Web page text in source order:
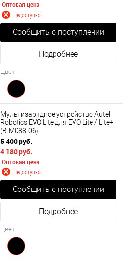
Оптовая цена
Недоступно
Сообщить о поступлении
Подробнее
Цвет
Мультизарядное устройство Autel
Robotics EVO Lite для EVO Lite / Lite+
(B-M088-06)
5 400 руб.
4 180 руб.
Оптовая цена
Недоступно
Сообщить о поступлении
Подробнее
Цвет